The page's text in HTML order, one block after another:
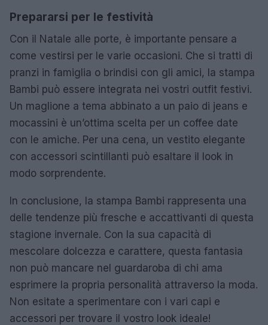
Prepararsi per le festività
Con il Natale alle porte, è importante pensare a
come vestirsi per le varie occasioni. Che si tratti di
pranzi in famiglia o brindisi con gli amici, la stampa
Bambi può essere integrata nei vostri outfit festivi.
Un maglione a tema abbinato a un paio di jeans e
mocassini è un’ottima scelta per un coffee date
con le amiche. Per una cena, un vestito elegante
con accessori scintillanti può esaltare il look in
modo sorprendente.
In conclusione, la stampa Bambi rappresenta una
delle tendenze più fresche e accattivanti di questa
stagione invernale. Con la sua capacità di
mescolare dolcezza e carattere, questa fantasia
non può mancare nel guardaroba di chi ama
esprimere la propria personalità attraverso la moda.
Non esitate a sperimentare con i vari capi e
accessori per trovare il vostro look ideale!